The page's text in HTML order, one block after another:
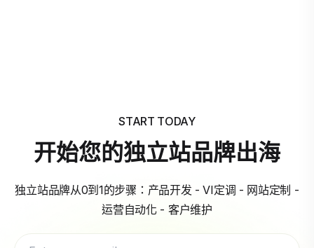
START TODAY
开始您的独立站品牌出海
独立站品牌从0到1的步骤：产品开发 - VI定调 - 网站定制 -
运营自动化 - 客户维护